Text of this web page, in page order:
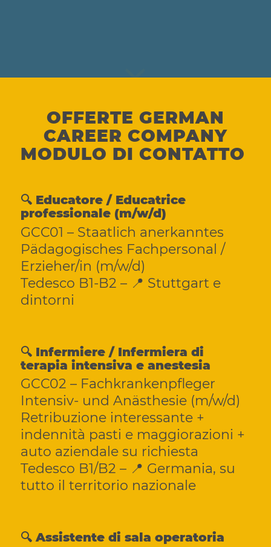
OFFERTE GERMAN
CAREER COMPANY
MODULO DI CONTATTO
🔍 Educatore / Educatrice
professionale (m/w/d)
GCC01 – Staatlich anerkanntes
Pädagogisches Fachpersonal /
Erzieher/in (m/w/d)
Tedesco B1-B2 – 📍 Stuttgart e
dintorni
🔍 Infermiere / Infermiera di
terapia intensiva e anestesia
GCC02 – Fachkrankenpfleger
Intensiv- und Anästhesie (m/w/d)
Retribuzione interessante +
indennità pasti e maggiorazioni +
auto aziendale su richiesta
Tedesco B1/B2 – 📍 Germania, su
tutto il territorio nazionale
🔍 Assistente di sala operatoria